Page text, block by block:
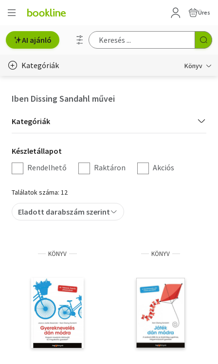
Üres
AI ajánló
Kategóriák Könyv
Hobbi, szabadidő
Irodalom
Művészet
Szakkönyv
Tankönyv, segédkönyv
Társadalomtudomány
Természettudomány
Történelem
Iben Dissing Sandahl művei
Kategória
szűrés
Kategóriák
Készletállapot
szűrés
Készletállapot
Rendelhető
Raktáron Akciós
Találatok száma: 12
Eladott darabszám szerint
KÖNYV KÖNYV